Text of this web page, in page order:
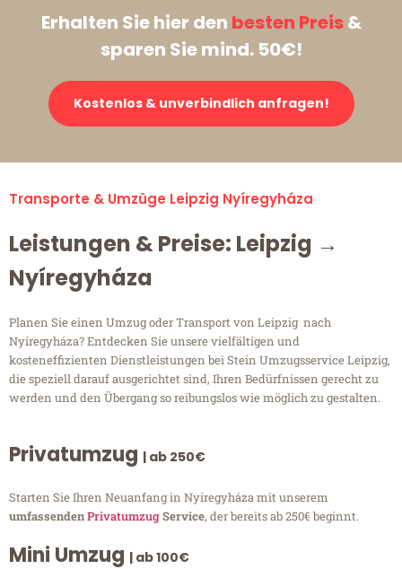
Erhalten Sie hier den besten Preis&
sparen Sie mind. 50€!
Kostenlos & unverbindlich anfragen!
Transporte & Umzüge Leipzig Nyíregyháza
Leistungen & Preise: Leipzig →
Nyíregyháza
Planen Sie einen Umzug oder Transport von Leipzig nach
Nyíregyháza? Entdecken Sie unsere vielfältigen und
kosteneffizienten Dienstleistungen bei Stein Umzugsservice Leipzig,
die speziell darauf ausgerichtet sind, Ihren Bedürfnissen gerecht zu
werden und den Übergang so reibungslos wie möglich zu gestalten.
Privatumzug | ab 250€
Starten Sie Ihren Neuanfang in Nyíregyháza mit unserem
umfassendenPrivatumzugService, der bereits ab 250€ beginnt.
Mini Umzug | ab 100€